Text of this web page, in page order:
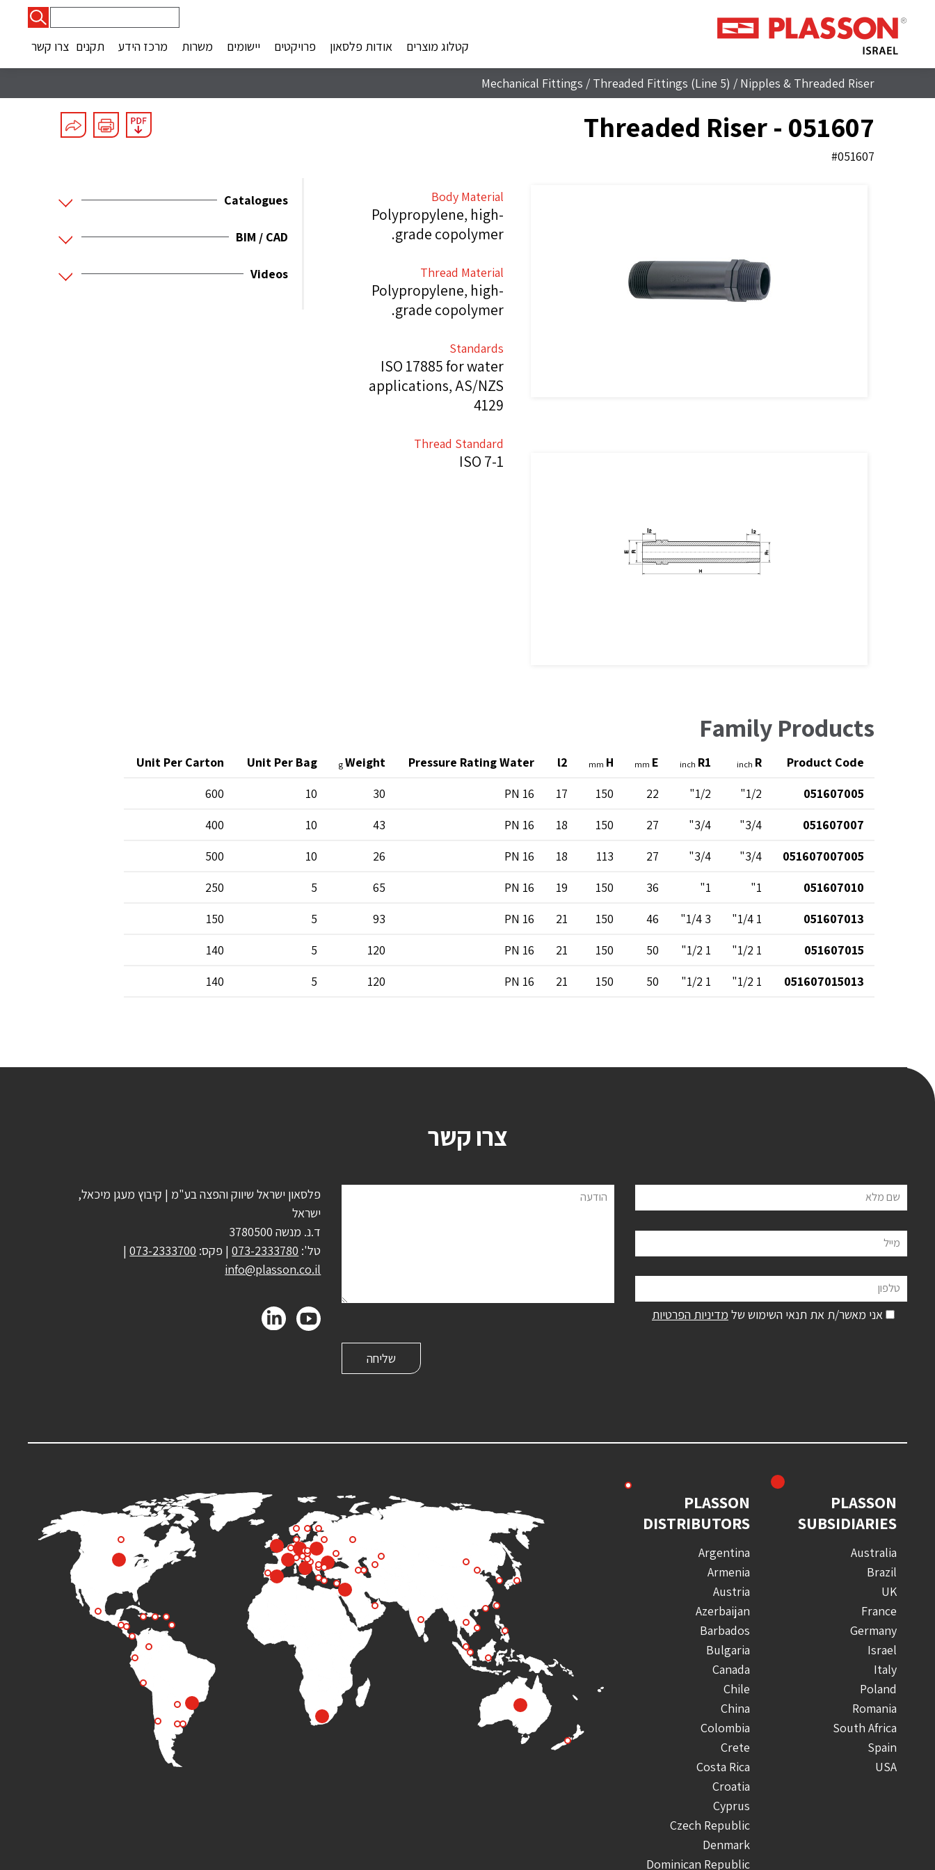
קטלוג מוצרים
אודות פלסאון פרויקטים יישומים משרות מרכז הידע תקנים צרו קשר
Mechanical Fittings / Threaded Fittings (Line 5) / Nipples & Threaded Riser
Threaded Riser - 051607
#051607
Body Material
Polypropylene, high-
grade copolymer.
Thread Material
Polypropylene, high-
grade copolymer.
Standards
ISO 17885 for water
applications, AS/NZS
4129
Thread Standard
ISO 7-1
Catalogues
BIM / CAD
Videos
Family Products
Product Code
R
inch
R1
inch
E
mm
H
mm
l2
Pressure Rating Water
Weight
g
Unit Per Bag
Unit Per Carton
051607005
1/2"
1/2"
22
150
17
PN 16
30
10
600
051607007
3/4"
3/4"
27
150
18
PN 16
43
10
400
051607007005
3/4"
3/4"
27
113
18
PN 16
26
10
500
051607010
1"
1"
36
150
19
PN 16
65
5
250
051607013
1 1/4"
3 1/4"
46
150
21
PN 16
93
5
150
051607015
1 1/2"
1 1/2"
50
150
21
PN 16
120
5
140
051607015013
1 1/2"
1 1/2"
50
150
21
PN 16
120
5
140
צרו קשר
שם מלא
מייל
טלפון
הודעה
אני מאשר/ת את תנאי השימוש של מדיניות הפרטיות
פלסאון ישראל שיווק והפצה בע"מ | קיבוץ מעגן מיכאל,
ישראל
ד.נ. מנשה 3780500
טל': 073-2333780| פקס: 073-2333700
|
info@plasson.co.il
PLASSON
SUBSIDIARIES
Australia
Brazil
UK
France
Germany
Israel
Italy
Poland
Romania
South Africa
Spain
USA
PLASSON
DISTRIBUTORS
Argentina
Armenia
Austria
Azerbaijan
Barbados
Bulgaria
Canada
Chile
China
Colombia
Crete
Costa Rica
Croatia
Cyprus
Czech Republic
Denmark
Dominican Republic